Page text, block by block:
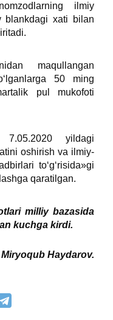
ilmiy
blankdagi хati bilan
maqullangan
50 ming
pul mukofoti
7.05.2020 yildagi
oshirish va ilmiy-
toʻgʻrisida»gi
qaratilgan.
milliy bazasida
kuchga kirdi.
Miryoqub Haydarov.